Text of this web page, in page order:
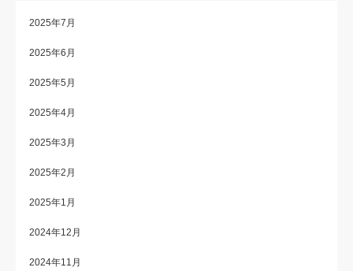
2025年7月
2025年6月
2025年5月
2025年4月
2025年3月
2025年2月
2025年1月
2024年12月
2024年11月